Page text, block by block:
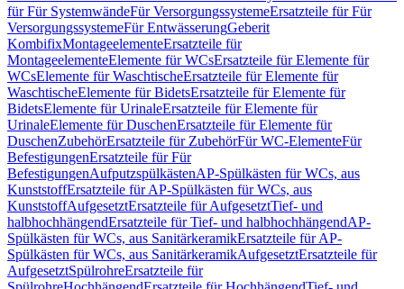
für Für SystemwändeFür VersorgungssystemeErsatzteile für Für
VersorgungssystemeFür EntwässerungGeberit
KombifixMontageelementeErsatzteile für
MontageelementeElemente für WCsErsatzteile für Elemente für
WCsElemente für WaschtischeErsatzteile für Elemente für
WaschtischeElemente für BidetsErsatzteile für Elemente für
BidetsElemente für UrinaleErsatzteile für Elemente für
UrinaleElemente für DuschenErsatzteile für Elemente für
DuschenZubehörErsatzteile für ZubehörFür WC-ElementeFür
BefestigungenErsatzteile für Für
BefestigungenAufputzspülkästenAP-Spülkästen für WCs, aus
KunststoffErsatzteile für AP-Spülkästen für WCs, aus
KunststoffAufgesetztErsatzteile für AufgesetztTief- und
halbhochhängendErsatzteile für Tief- und halbhochhängendAP-
Spülkästen für WCs, aus SanitärkeramikErsatzteile für AP-
Spülkästen für WCs, aus SanitärkeramikAufgesetztErsatzteile für
AufgesetztSpülrohreErsatzteile für